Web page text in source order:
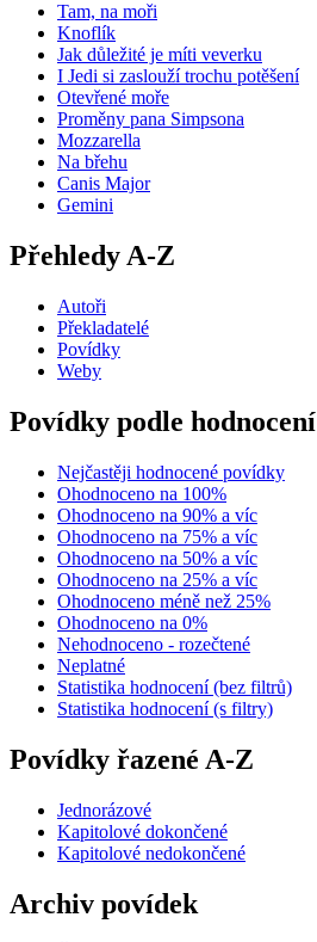
Tam, na moři
Knoflík
Jak důležité je míti veverku
I Jedi si zaslouží trochu potěšení
Otevřené moře
Proměny pana Simpsona
Mozzarella
Na břehu
Canis Major
Gemini
Přehledy A-Z
Autoři
Překladatelé
Povídky
Weby
Povídky podle hodnocení
Nejčastěji hodnocené povídky
Ohodnoceno na 100%
Ohodnoceno na 90% a víc
Ohodnoceno na 75% a víc
Ohodnoceno na 50% a víc
Ohodnoceno na 25% a víc
Ohodnoceno méně než 25%
Ohodnoceno na 0%
Nehodnoceno - rozečtené
Neplatné
Statistika hodnocení (bez filtrů)
Statistika hodnocení (s filtry)
Povídky řazené A-Z
Jednorázové
Kapitolové dokončené
Kapitolové nedokončené
Archiv povídek